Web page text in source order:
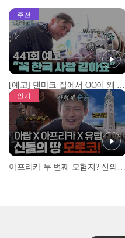
추천
[예고] 덴마크 집에서 OO이 왜 나와...? 이상할 정도로 한국을 사랑하는 우리 형을 제보합니다!
인기